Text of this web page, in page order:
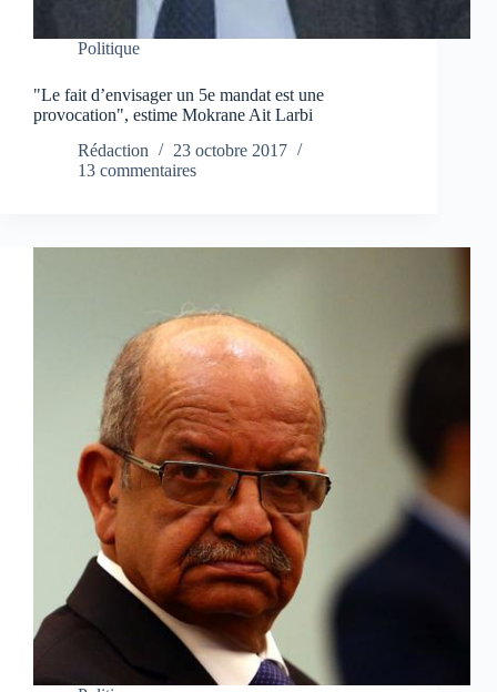
Politique
"Le fait d’envisager un 5e mandat est une
provocation", estime Mokrane Ait Larbi
Rédaction
23 octobre 2017
13 commentaires